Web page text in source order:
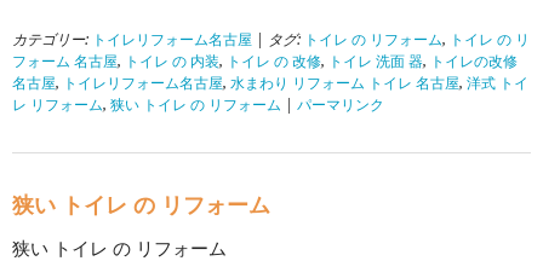
カテゴリー: トイレリフォーム名古屋 | タグ: トイレ の リフォーム, トイレ の リ
フォーム 名古屋, トイレ の 内装, トイレ の 改修, トイレ 洗面 器, トイレの改修
名古屋, トイレリフォーム名古屋, 水まわり リフォーム トイレ 名古屋, 洋式 トイ
レ リフォーム, 狭い トイレ の リフォーム パーマリンク
狭い トイレ の リフォーム
狭い トイレ の リフォーム